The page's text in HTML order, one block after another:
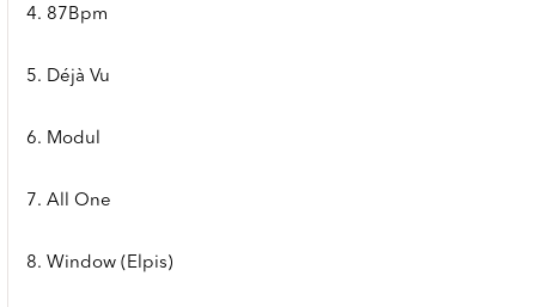
4. 87Bpm
5. Déjà Vu
6. Modul
7. All One
8. Window (Elpis)